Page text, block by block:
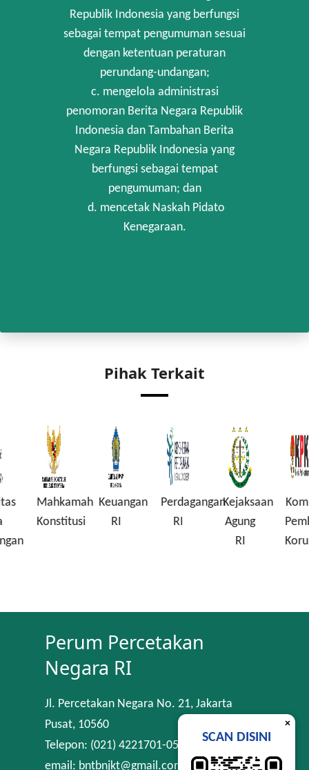
Republik Indonesia yang berfungsi
sebagai tempat pengumuman sesuai
dengan ketentuan peraturan
perundang-undangan;
c. mengelola administrasi
penomoran Berita Negara Republik
Indonesia dan Tambahan Berita
Negara Republik Indonesia yang
berfungsi sebagai tempat
pengumuman; dan
d. mencetak Naskah Pidato
Kenegaraan.
Pihak Terkait
Mahkamah
Konstitusi
Keuangan
PerdaganganKejaksaan
Agung
Komisi
Korupsi
Perum Percetakan
Negara RI
Jl. Percetakan Negara No. 21, Jakarta
Pusat, 10560
Telepon: (021) 4221701-05
email: bntbnjkt@gmail.com
×
SCAN DISINI